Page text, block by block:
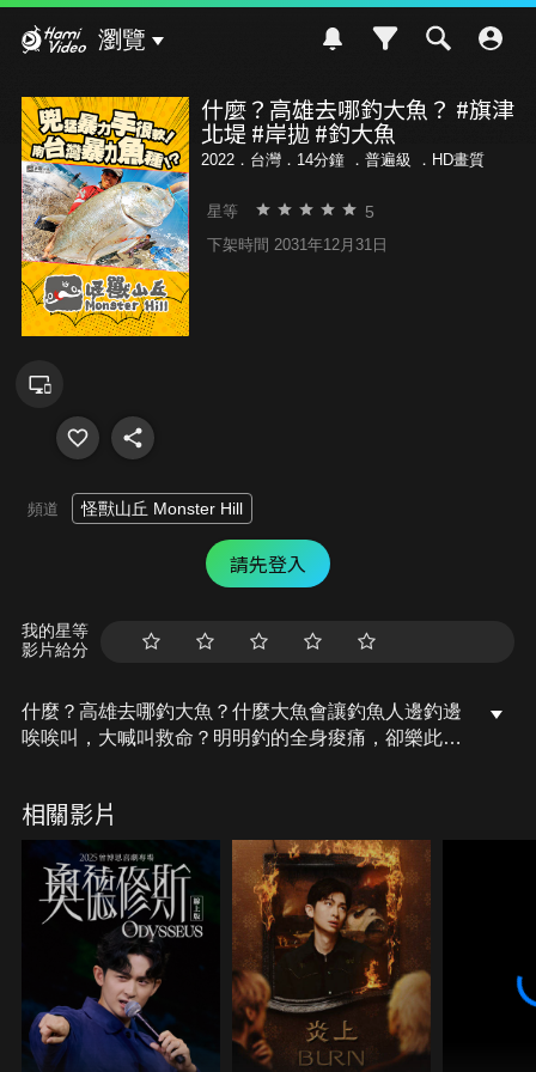
瀏覽
什麼？高雄去哪釣大魚？ #旗津
北堤 #岸拋 #釣大魚
2022．台灣．14分鐘 ． 普遍級 ．HD畫質
星等 5
下架時間 2031年12月31日
頻道 怪獸山丘 Monster Hill
請先登入
我的星等
影片給分
什麼？高雄去哪釣大魚？什麼大魚會讓釣魚人邊釣邊
唉唉叫，大喊叫救命？明明釣的全身痠痛，卻樂此不
裡吧！整裝出發吧！我在這集通通都告訴你了！
#高雄 #旗津北堤 #岸拋 #釣大魚 #釣魚 #Fishing #牛
港 #巨物 #路亞 #Lure #GT #GiantTrevally #Giant
#Trevally #夢幻魚 #暴力魚種 #怪獸山丘
#MonsterHill
合作及聯絡方式： mick.chan0608@gmail.com
相關影片